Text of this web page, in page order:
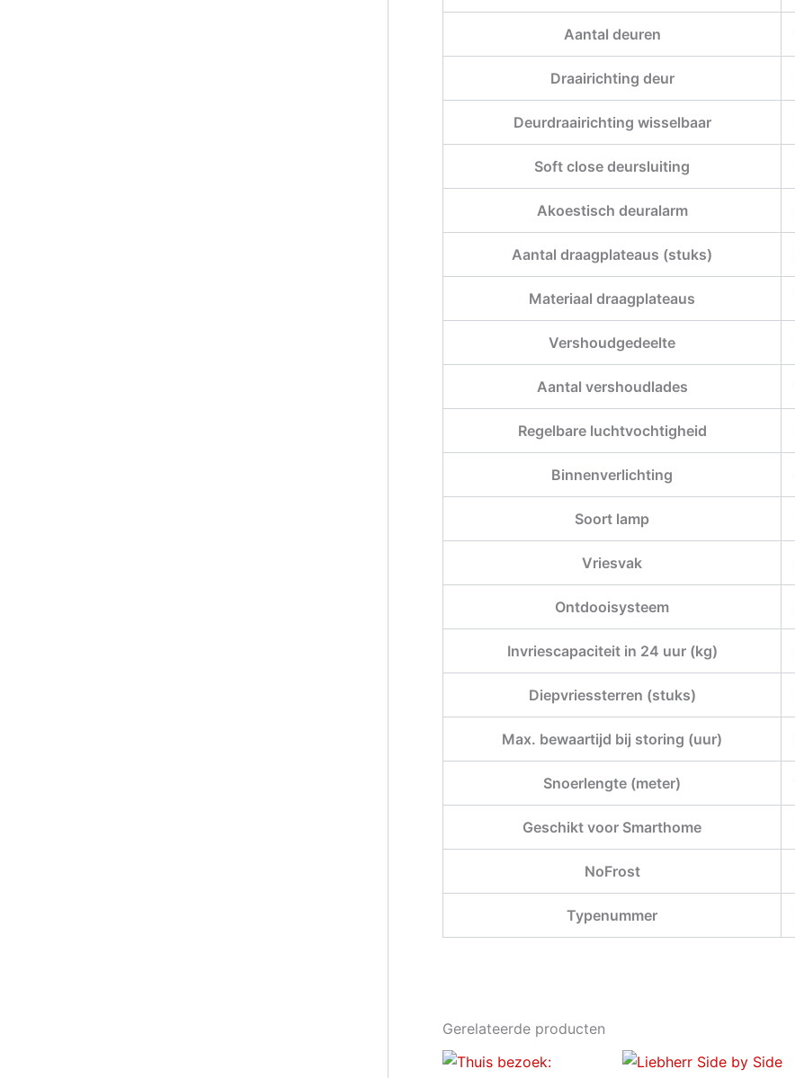
Aantal deuren
Draairichting deur
Deurdraairichting wisselbaar
Soft close deursluiting
Akoestisch deuralarm
Aantal draagplateaus (stuks)
Materiaal draagplateaus
Vershoudgedeelte
Aantal vershoudlades
Regelbare luchtvochtigheid
Binnenverlichting
Soort lamp
Vriesvak
Ontdooisysteem
Invriescapaciteit in 24 uur (kg)
Diepvriessterren (stuks)
Max. bewaartijd bij storing (uur)
Snoerlengte (meter)
Geschikt voor Smarthome
NoFrost
Typenummer
Gerelateerde producten